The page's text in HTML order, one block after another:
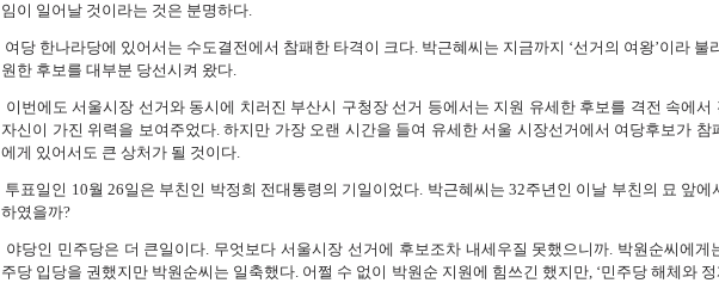
임이 일어날 것이라는 것은 분명하다.
여당 한나라당에 있어서는 수도결전에서 참패한 타격이 크다. 박근혜씨는 지금까지 ‘선거의 여왕’이라 불
원한 후보를 대부분 당선시켜 왔다.
이번에도 서울시장 선거와 동시에 치러진 부산시 구청장 선거 등에서는 지원 유세한 후보를 격전 속에서
자신이 가진 위력을 보여주었다. 하지만 가장 오랜 시간을 들여 유세한 서울 시장선거에서 여당후보가 참
에게 있어서도 큰 상처가 될 것이다.
투표일인 10월 26일은 부친인 박정희 전대통령의 기일이었다. 박근혜씨는 32주년인 이날 부친의 묘 앞에
하였을까?
야당인 민주당은 더 큰일이다. 무엇보다 서울시장 선거에 후보조차 내세우질 못했으니까. 박원순씨에게
주당 입당을 권했지만 박원순씨는 일축했다. 어쩔 수 없이 박원순 지원에 힘쓰긴 했지만, ‘민주당 해체와